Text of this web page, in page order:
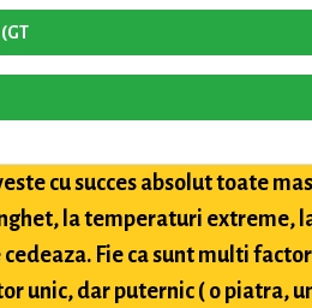
cu succes absolut toate
la temperaturi extreme,
Fie ca sunt multi
unic, dar puternic ( o piatra,